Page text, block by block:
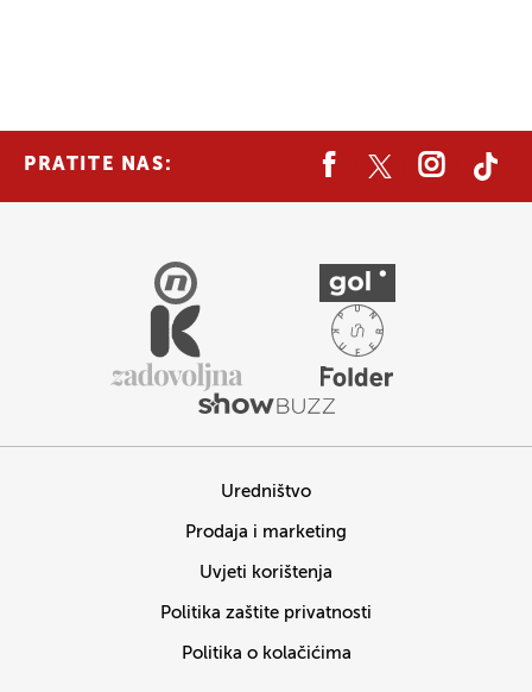
PRATITE NAS:
Uredništvo
Prodaja i marketing
Uvjeti korištenja
Politika zaštite privatnosti
Politika o kolačićima